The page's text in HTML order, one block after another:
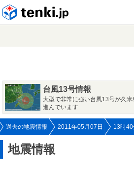
台風13号情報
大型で非常に強い台風13号が久
進んでいます
過去の地震情報 2011年05月07日 13時
地震情報